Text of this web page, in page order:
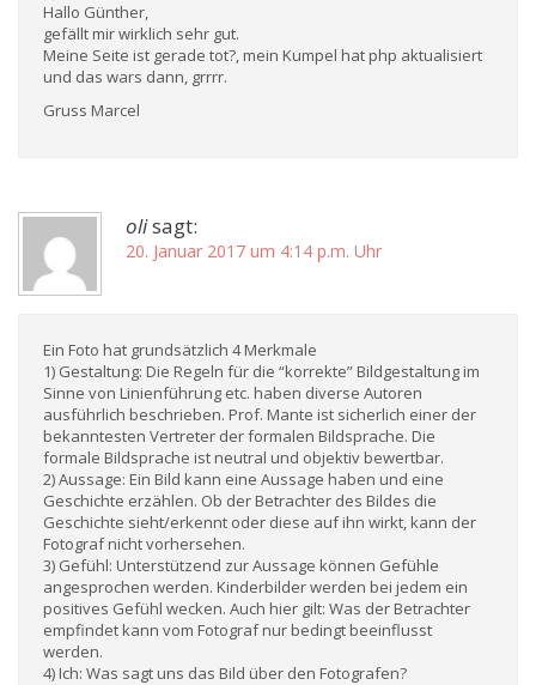
Hallo Günther,
gefällt mir wirklich sehr gut.
Meine Seite ist gerade tot?, mein Kumpel hat php aktualisiert
und das wars dann, grrrr.
Gruss Marcel
olisagt:
20. Januar 2017 um 4:14 p.m. Uhr
Ein Foto hat grundsätzlich 4 Merkmale
1) Gestaltung: Die Regeln für die “korrekte” Bildgestaltung im
Sinne von Linienführung etc. haben diverse Autoren
ausführlich beschrieben. Prof. Mante ist sicherlich einer der
bekanntesten Vertreter der formalen Bildsprache. Die
formale Bildsprache ist neutral und objektiv bewertbar.
2) Aussage: Ein Bild kann eine Aussage haben und eine
Geschichte erzählen. Ob der Betrachter des Bildes die
Geschichte sieht/erkennt oder diese auf ihn wirkt, kann der
Fotograf nicht vorhersehen.
3) Gefühl: Unterstützend zur Aussage können Gefühle
angesprochen werden. Kinderbilder werden bei jedem ein
positives Gefühl wecken. Auch hier gilt: Was der Betrachter
empfindet kann vom Fotograf nur bedingt beeinflusst
werden.
4) Ich: Was sagt uns das Bild über den Fotografen?